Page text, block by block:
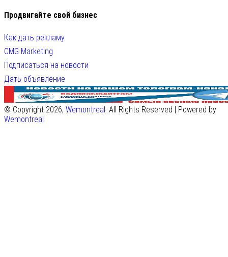
Продвигайте свой бизнес
Как дать рекламу
CMG Marketing
Подписаться на новости
Дать объявление
© Copyright 2026, Wemontreal. All Rights Reserved | Powered by
Wemontreal